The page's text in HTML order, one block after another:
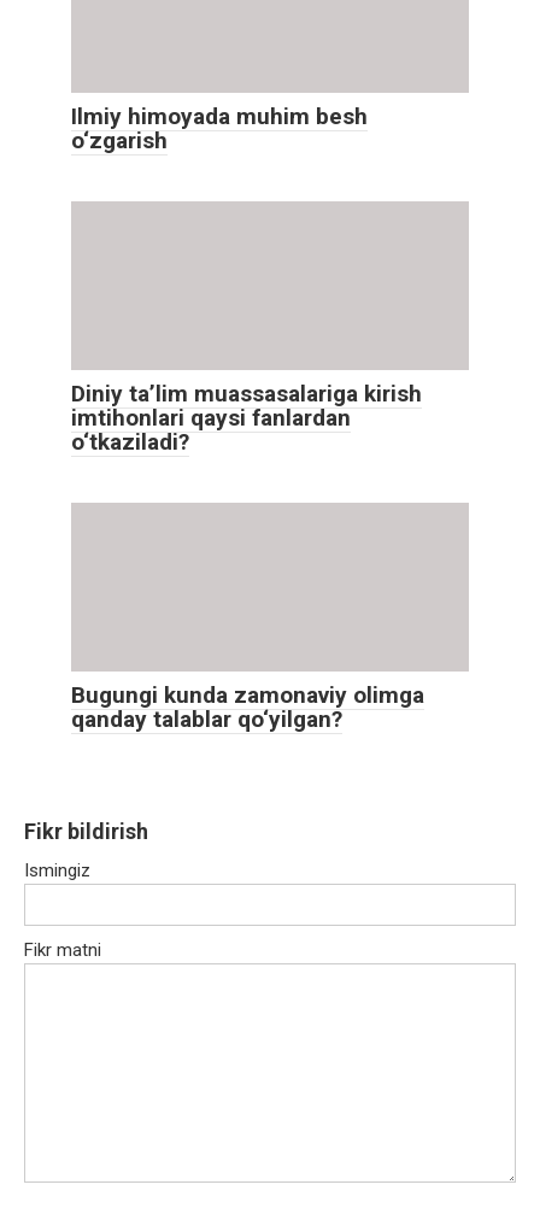
Ilmiy himoyada muhim besh
o‘zgarish
Diniy ta’lim muassasalariga kirish
imtihonlari qaysi fanlardan
o‘tkaziladi?
Bugungi kunda zamonaviy olimga
qanday talablar qo‘yilgan?
Fikr bildirish
Ismingiz
Fikr matni